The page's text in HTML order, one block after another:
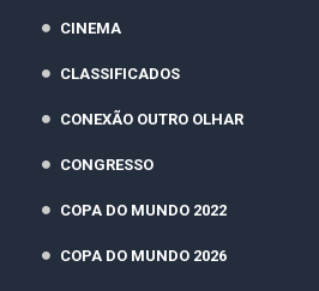
CINEMA
CLASSIFICADOS
CONEXÃO OUTRO OLHAR
CONGRESSO
COPA DO MUNDO 2022
COPA DO MUNDO 2026